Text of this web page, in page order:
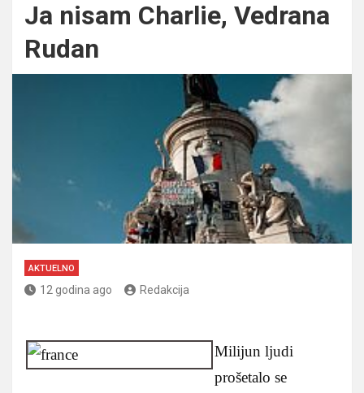
Ja nisam Charlie, Vedrana
Rudan
AKTUELNO
12 godina ago Redakcija
Milijun ljudi
prošetalo se